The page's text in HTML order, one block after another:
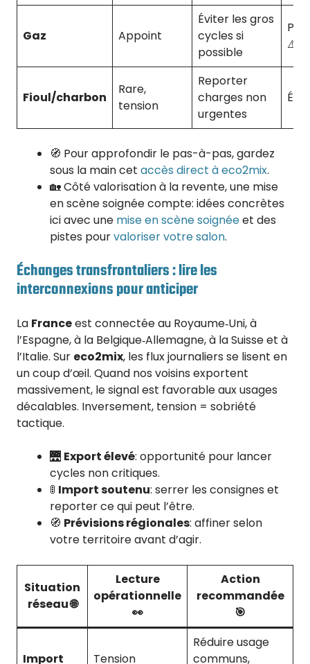
Gaz Appoint
Éviter les gros
cycles si
possible
⚠️
Fioul/charbon
Rare,
tension
Reporter
charges non
urgentes
🧭 Pour approfondir le pas-à-pas, gardez
sous la main cet accès direct à eco2mix.
🏡 Côté valorisation à la revente, une mise
en scène soignée compte: idées concrètes
ici avec une mise en scène soignéeet des
pistes pourvaloriser votre salon.
Échanges transfrontaliers : lire les
interconnexions pour anticiper
La Franceest connectée au Royaume‑Uni, à
l’Espagne, à la Belgique‑Allemagne, à la Suisse et à
l’Italie. Sur eco2mix, les flux journaliers se lisent en
un coup d’œil. Quand nos voisins exportent
massivement, le signal est favorable aux usages
décalables. Inversement, tension = sobriété
tactique.
🌉 Export élevé: opportunité pour lancer
cycles non critiques.
🚦 Import soutenu: serrer les consignes et
reporter ce qui peut l’être.
🧭 Prévisions régionales: affiner selon
votre territoire avant d’agir.
Situation
réseau 🌐
Lecture
opérationnelle
👀
Action
recommandée
🎯
Import Tension
Réduire usage
communs,